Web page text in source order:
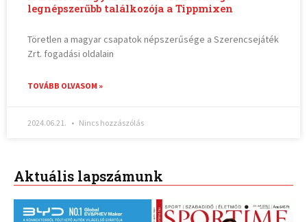
legnépszerűbb találkozója a Tippmixen
Töretlen a magyar csapatok népszerűsége a Szerencsejáték
Zrt. fogadási oldalain
TOVÁBB OLVASOM »
2024.06.21. Nincs hozzászólás
Aktuális lapszámunk